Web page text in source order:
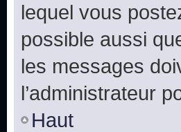
lequel vous
possible aussi
les messages
l’administrateur
Haut